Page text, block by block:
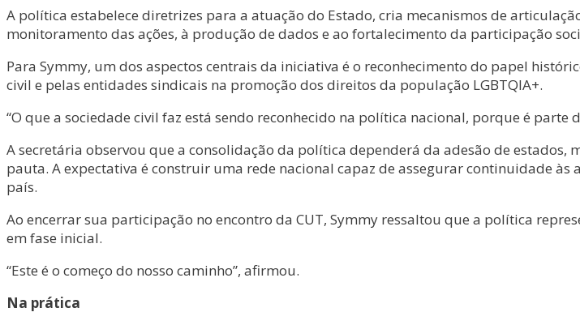
A política estabelece diretrizes para a atuação do Estado, cria mecanismos de
monitoramento das ações, à produção de dados e ao fortalecimento da participação
Para Symmy, um dos aspectos centrais da iniciativa é o reconhecimento do papel
civil e pelas entidades sindicais na promoção dos direitos da população LGBTQIA+.
“O que a sociedade civil faz está sendo reconhecido na política nacional, porque é parte
A secretária observou que a consolidação da política dependerá da adesão de
pauta. A expectativa é construir uma rede nacional capaz de assegurar continuidade
país.
Ao encerrar sua participação no encontro da CUT, Symmy ressaltou que a política
em fase inicial.
“Este é o começo do nosso caminho”, afirmou.
Na prática